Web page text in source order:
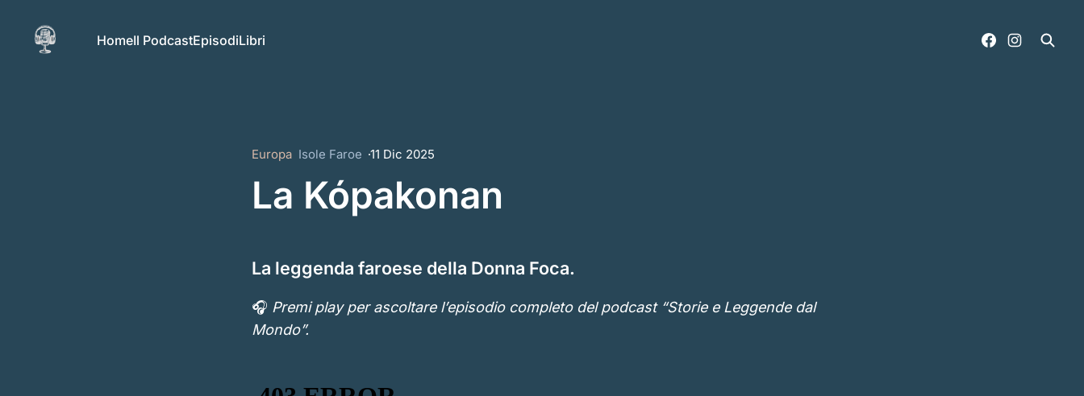
HomeIl PodcastEpisodiLibri
Europa Isole Faroe 11 Dic 2025
La Kópakonan
La leggenda faroese della Donna Foca.
🎧 Premi play per ascoltare l’episodio completo del podcast “Storie e Leggende dal
Mondo”.